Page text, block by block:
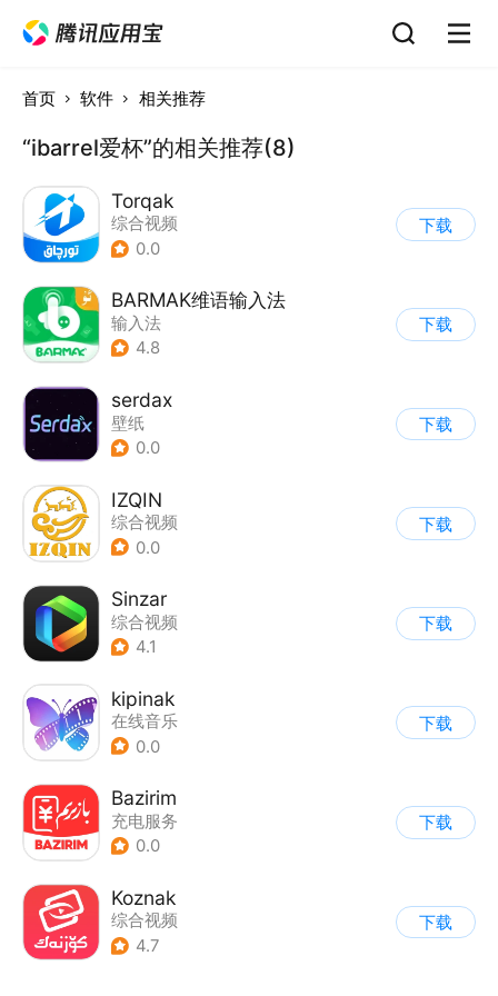
首页 软件 相关推荐
“ibarrel爱杯”的相关推荐(8)
Torqak
综合视频
0.0
下载
BARMAK维语输入法
输入法
4.8
下载
serdax
壁纸
0.0
下载
IZQIN
综合视频
0.0
下载
Sinzar
综合视频
4.1
下载
kipinak
在线音乐
0.0
下载
Bazirim
充电服务
0.0
下载
Koznak
综合视频
4.7
下载